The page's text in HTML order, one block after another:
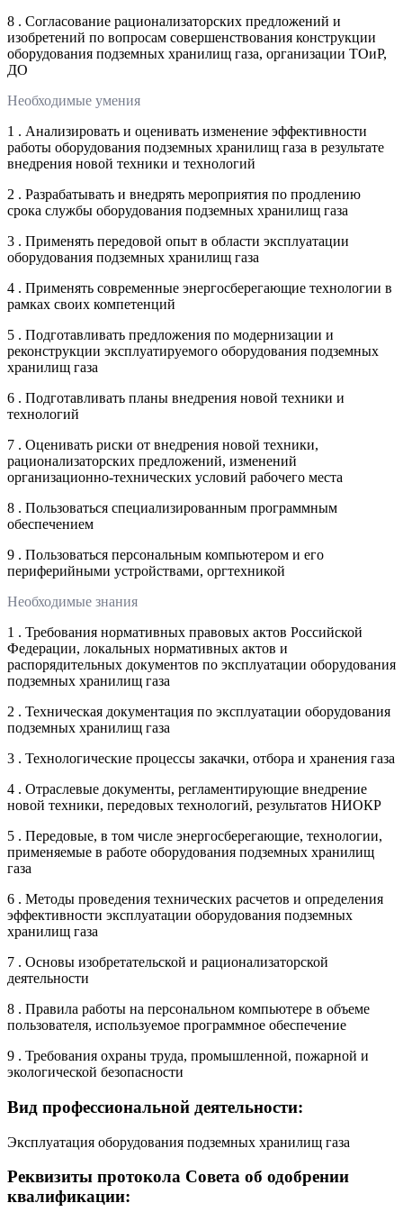
8 . Согласование рационализаторских предложений и
изобретений по вопросам совершенствования конструкции
оборудования подземных хранилищ газа, организации ТОиР,
ДО
Необходимые умения
1 . Анализировать и оценивать изменение эффективности
работы оборудования подземных хранилищ газа в результате
внедрения новой техники и технологий
2 . Разрабатывать и внедрять мероприятия по продлению
срока службы оборудования подземных хранилищ газа
3 . Применять передовой опыт в области эксплуатации
оборудования подземных хранилищ газа
4 . Применять современные энергосберегающие технологии в
рамках своих компетенций
5 . Подготавливать предложения по модернизации и
реконструкции эксплуатируемого оборудования подземных
хранилищ газа
6 . Подготавливать планы внедрения новой техники и
технологий
7 . Оценивать риски от внедрения новой техники,
рационализаторских предложений, изменений
организационно-технических условий рабочего места
8 . Пользоваться специализированным программным
обеспечением
9 . Пользоваться персональным компьютером и его
периферийными устройствами, оргтехникой
Необходимые знания
1 . Требования нормативных правовых актов Российской
Федерации, локальных нормативных актов и
распорядительных документов по эксплуатации оборудования
подземных хранилищ газа
2 . Техническая документация по эксплуатации оборудования
подземных хранилищ газа
3 . Технологические процессы закачки, отбора и хранения газа
4 . Отраслевые документы, регламентирующие внедрение
новой техники, передовых технологий, результатов НИОКР
5 . Передовые, в том числе энергосберегающие, технологии,
применяемые в работе оборудования подземных хранилищ
газа
6 . Методы проведения технических расчетов и определения
эффективности эксплуатации оборудования подземных
хранилищ газа
7 . Основы изобретательской и рационализаторской
деятельности
8 . Правила работы на персональном компьютере в объеме
пользователя, используемое программное обеспечение
9 . Требования охраны труда, промышленной, пожарной и
экологической безопасности
Вид профессиональной деятельности:
Эксплуатация оборудования подземных хранилищ газа
Реквизиты протокола Совета об одобрении
квалификации: